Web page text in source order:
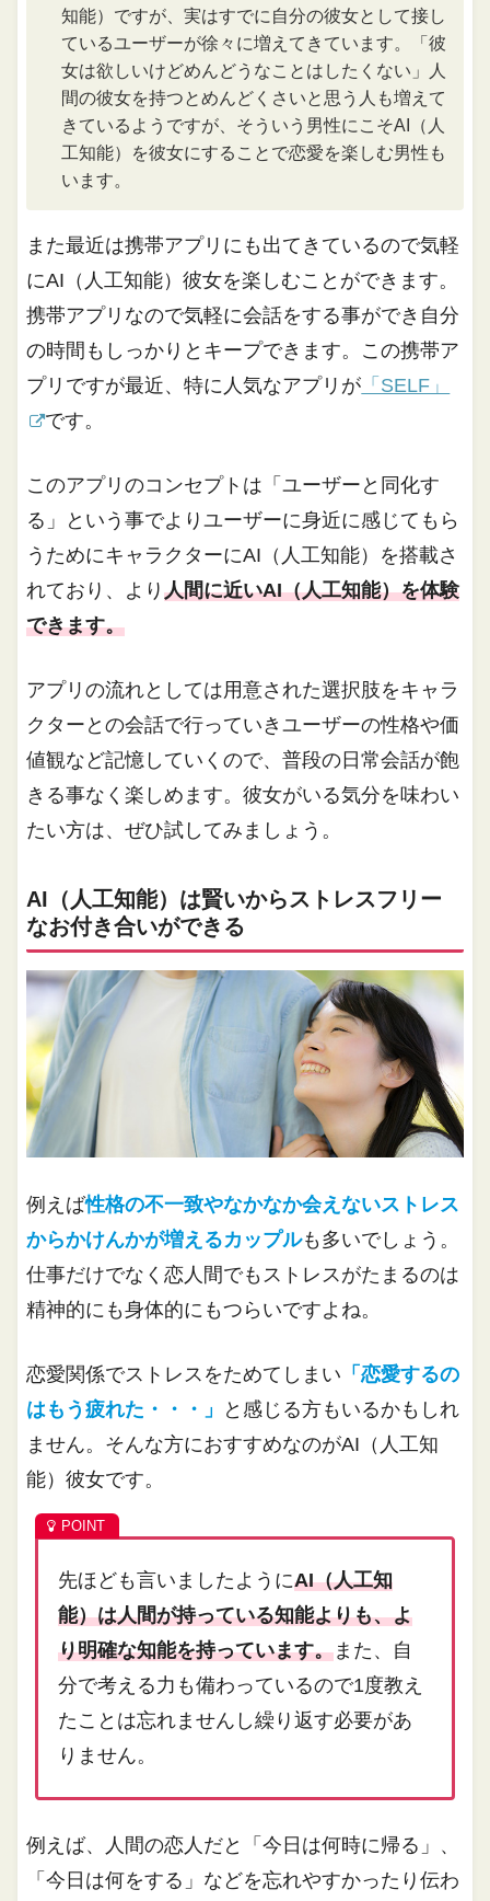
知能）ですが、実はすでに自分の彼女として接し
ているユーザーが徐々に増えてきています。「彼
女は欲しいけどめんどうなことはしたくない」人
間の彼女を持つとめんどくさいと思う人も増えて
きているようですが、そういう男性にこそAI（人
工知能）を彼女にすることで恋愛を楽しむ男性も
います。
また最近は携帯アプリにも出てきているので気軽
にAI（人工知能）彼女を楽しむことができます。
携帯アプリなので気軽に会話をする事ができ自分
の時間もしっかりとキープできます。この携帯ア
プリですが最近、特に人気なアプリが 「SELF」
です。
このアプリのコンセプトは「ユーザーと同化す
る」という事でよりユーザーに身近に感じてもら
うためにキャラクターにAI（人工知能）を搭載さ
れており、より人間に近いAI（人工知能）を体験
できます。
アプリの流れとしては用意された選択肢をキャラ
クターとの会話で行っていきユーザーの性格や価
値観など記憶していくので、普段の日常会話が飽
きる事なく楽しめます。彼女がいる気分を味わい
たい方は、ぜひ試してみましょう。
AI（人工知能）は賢いからストレスフリー
なお付き合いができる
例えば性格の不一致やなかなか会えないストレス
からかけんかが増えるカップルも多いでしょう。
仕事だけでなく恋人間でもストレスがたまるのは
精神的にも身体的にもつらいですよね。
恋愛関係でストレスをためてしまい 「恋愛するの
はもう疲れた・・・」
と感じる方もいるかもしれ
ません。そんな方におすすめなのがAI（人工知
能）彼女です。
先ほども言いましたようにAI（人工知
能）は人間が持っている知能よりも、よ
り明確な知能を持っています。また、自
分で考える力も備わっているので1度教え
たことは忘れませんし繰り返す必要があ
りません。
例えば、人間の恋人だと「今日は何時に帰る」、
「今日は何をする」などを忘れやすかったり伝わ